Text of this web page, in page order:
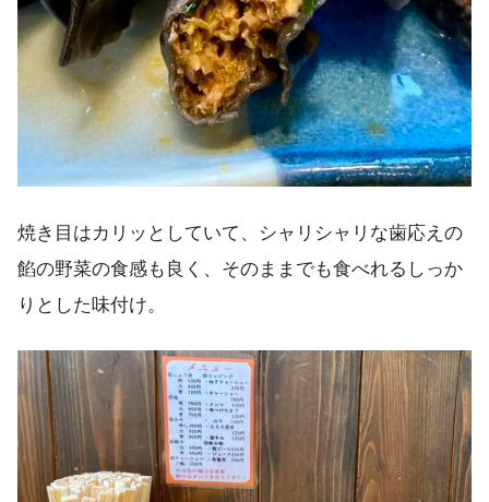
焼き目はカリッとしていて、シャリシャリな歯応えの
餡の野菜の食感も良く、そのままでも食べれるしっか
りとした味付け。